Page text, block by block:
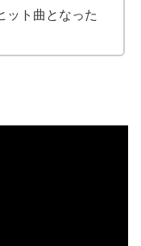
ット曲となった